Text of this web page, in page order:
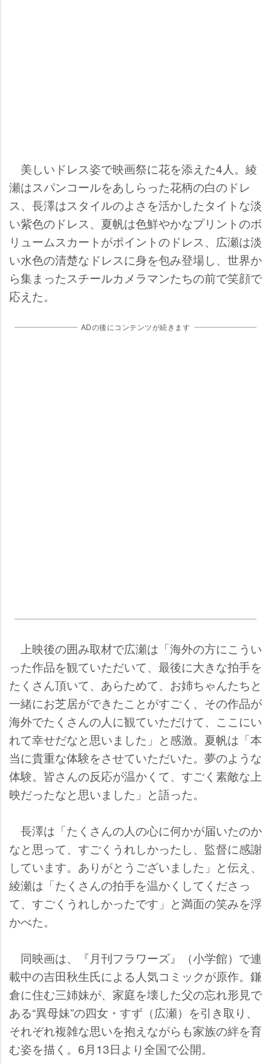
美しいドレス姿で映画祭に花を添えた4人。綾
瀬はスパンコールをあしらった花柄の白のドレ
ス、長澤はスタイルのよさを活かしたタイトな淡
い紫色のドレス、夏帆は色鮮やかなプリントのボ
リュームスカートがポイントのドレス、広瀬は淡
い水色の清楚なドレスに身を包み登場し、世界か
ら集まったスチールカメラマンたちの前で笑顔で
応えた。
ADの後にコンテンツが続きます
上映後の囲み取材で広瀬は「海外の方にこうい
った作品を観ていただいて、最後に大きな拍手を
たくさん頂いて、あらためて、お姉ちゃんたちと
一緒にお芝居ができたことがすごく、その作品が
海外でたくさんの人に観ていただけて、ここにい
れて幸せだなと思いました」と感激。夏帆は「本
当に貴重な体験をさせていただいた。夢のような
体験。皆さんの反応が温かくて、すごく素敵な上
映だったなと思いました」と語った。
長澤は「たくさんの人の心に何かが届いたのか
なと思って、すごくうれしかったし、監督に感謝
しています。ありがとうございました」と伝え、
綾瀬は「たくさんの拍手を温かくしてくださっ
て、すごくうれしかったです」と満面の笑みを浮
かべた。
同映画は、『月刊フラワーズ』（小学館）で連
載中の吉田秋生氏による人気コミックが原作。鎌
倉に住む三姉妹が、家庭を壊した父の忘れ形見で
ある“異母妹”の四女・すず（広瀬）を引き取り、
それぞれ複雑な思いを抱えながらも家族の絆を育
む姿を描く。6月13日より全国で公開。